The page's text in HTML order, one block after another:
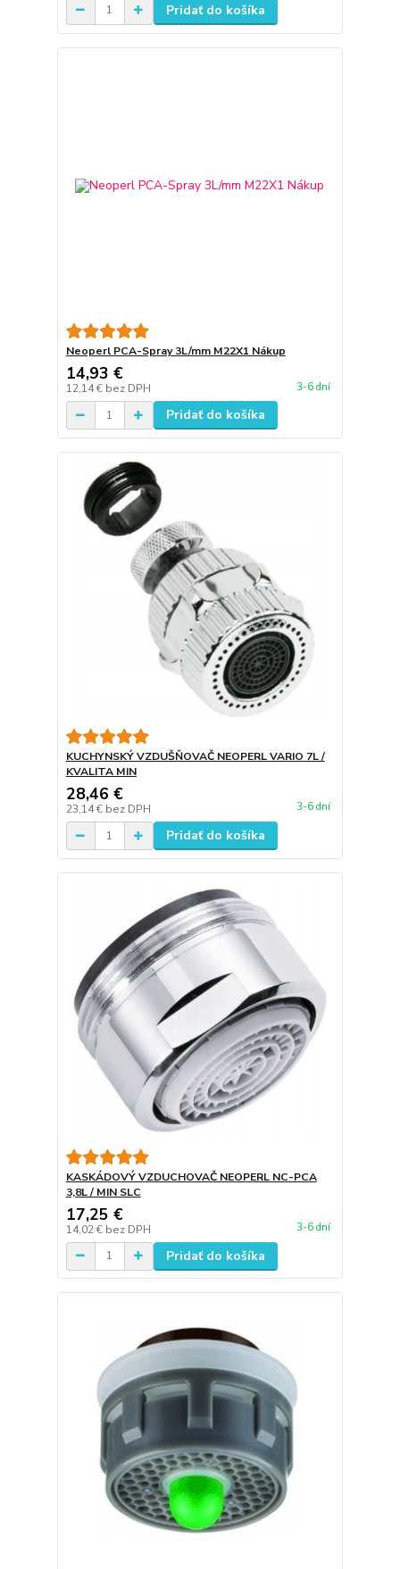
Pridať do košíka
Neoperl PCA-Spray 3L/mm M22X1 Nákup
14,93 €
12,14 € bez DPH 3-6 dní
Pridať do košíka
KUCHYNSKÝ VZDUŠŇOVAČ NEOPERL VARIO 7L /
KVALITA MIN
28,46 €
23,14 € bez DPH 3-6 dní
Pridať do košíka
KASKÁDOVÝ VZDUCHOVAČ NEOPERL NC-PCA
3,8L / MIN SLC
17,25 €
14,02 € bez DPH 3-6 dní
Pridať do košíka